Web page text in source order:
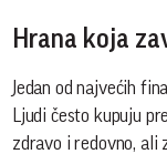
Hrana koja
Jedan od najvećih
Ljudi često kupuju
zdravo i redovno, ali